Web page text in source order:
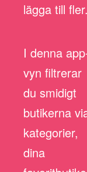
lägga till fler.
I denna
vyn filtrerar
du smidigt
butikerna
kategorier,
dina